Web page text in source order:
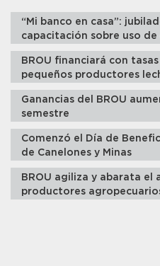
“Mi banco en casa”:
capacitación sobre uso de
BROU financiará con
pequeños productores
Ganancias del BROU
semestre
Comenzó el Día de
de Canelones y Minas
BROU agiliza y abarata el
productores